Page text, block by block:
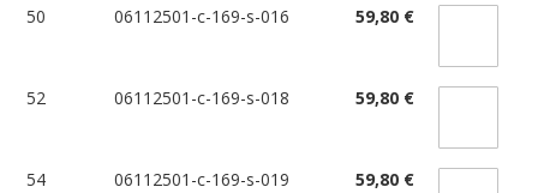
50 06112501-c-169-s-016 59,80 €
52 06112501-c-169-s-018 59,80 €
54 06112501-c-169-s-019 59,80 €